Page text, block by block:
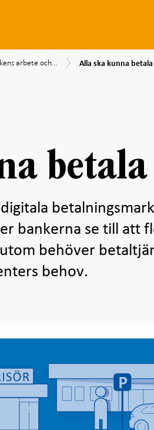
arbete och...
Alla
Alla ska kunna betala
betala
bankerna se till att
behöver
behov.